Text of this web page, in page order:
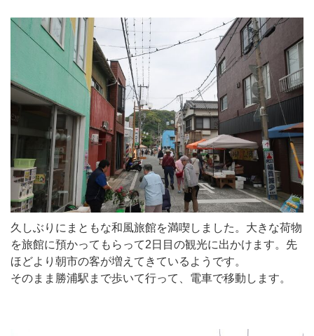
久しぶりにまともな和風旅館を満喫しました。大きな荷物
を旅館に預かってもらって2日目の観光に出かけます。先
ほどより朝市の客が増えてきているようです。
そのまま勝浦駅まで歩いて行って、電車で移動します。